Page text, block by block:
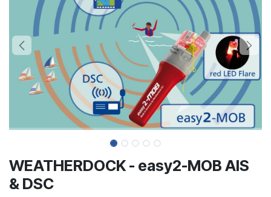
WEATHERDOCK - easy2-MOB AIS
& DSC